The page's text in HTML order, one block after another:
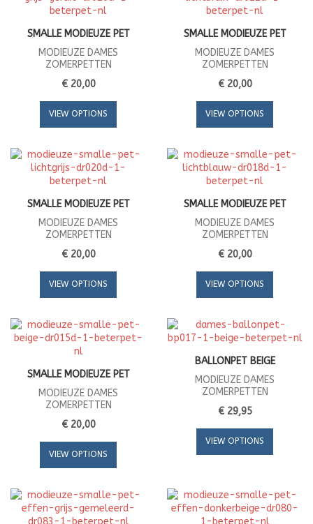
SMALLE MODIEUZE PET
MODIEUZE DAMES
ZOMERPETTEN
€ 20,00
VIEW OPTIONS
SMALLE MODIEUZE PET
MODIEUZE DAMES
ZOMERPETTEN
€ 20,00
VIEW OPTIONS
SMALLE MODIEUZE PET
MODIEUZE DAMES
ZOMERPETTEN
€ 20,00
VIEW OPTIONS
SMALLE MODIEUZE PET
MODIEUZE DAMES
ZOMERPETTEN
€ 20,00
VIEW OPTIONS
SMALLE MODIEUZE PET
MODIEUZE DAMES
ZOMERPETTEN
€ 20,00
VIEW OPTIONS
BALLONPET BEIGE
MODIEUZE DAMES
ZOMERPETTEN
€ 29,95
VIEW OPTIONS